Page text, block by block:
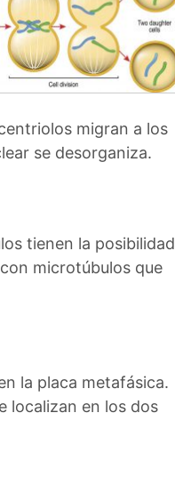
migran a los
se desorganiza.
tienen la posibilidad
microtúbulos que
la placa metafásica.
localizan en los dos